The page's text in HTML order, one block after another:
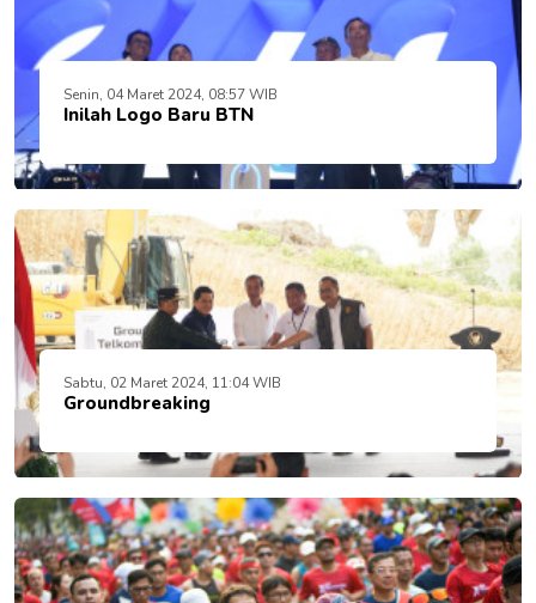
Senin, 04 Maret 2024, 08:57 WIB
Inilah Logo Baru BTN
Sabtu, 02 Maret 2024, 11:04 WIB
Groundbreaking